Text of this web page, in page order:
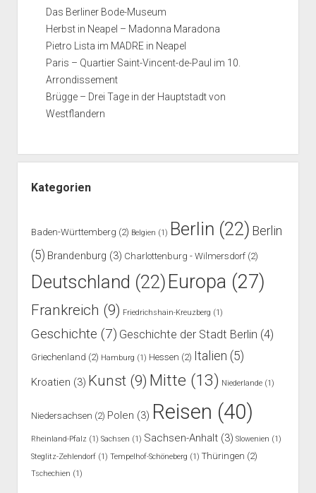
Das Berliner Bode-Museum
Herbst in Neapel – Madonna Maradona
Pietro Lista im MADRE in Neapel
Paris – Quartier Saint-Vincent-de-Paul im 10.
Arrondissement
Brügge – Drei Tage in der Hauptstadt von
Westflandern
Kategorien
Baden-Württemberg (2) Belgien (1) Berlin (22) Berlin
(5) Brandenburg (3) Charlottenburg - Wilmersdorf(2)
Deutschland (22) Europa (27)
Frankreich (9) Friedrichshain-Kreuzberg (1)
Geschichte (7) Geschichte der Stadt Berlin (4)
Griechenland (2) Hamburg (1) Hessen (2) Italien (5)
Kroatien (3) Kunst(9) Mitte (13) Niederlande(1)
Niedersachsen (2) Polen (3) Reisen (40)
Rheinland-Pfalz(1) Sachsen (1) Sachsen-Anhalt(3) Slowenien (1)
Steglitz-Zehlendorf(1) Tempelhof-Schöneberg (1) Thüringen (2)
Tschechien (1)